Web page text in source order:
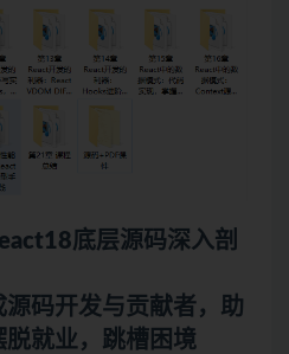
底层源码深入剖
码开发与贡献者，助
就业，跳槽困境